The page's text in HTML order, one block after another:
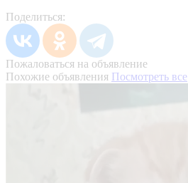
Поделиться:
Пожаловаться на объявление
Похожие объявления Посмотреть все